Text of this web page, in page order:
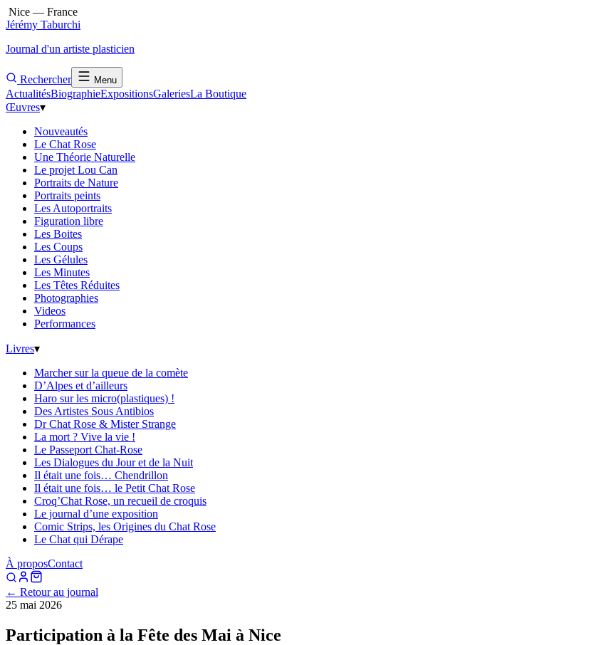
Nice — France
Jérémy Taburchi
Journal d'un artiste plasticien
Rechercher Menu
ActualitésBiographieExpositionsGaleriesLa Boutique
Œuvres▾
Nouveautés
Le Chat Rose
Une Théorie Naturelle
Le projet Lou Can
Portraits de Nature
Portraits peints
Les Autoportraits
Figuration libre
Les Boites
Les Coups
Les Gélules
Les Minutes
Les Têtes Réduites
Photographies
Videos
Performances
Livres▾
Marcher sur la queue de la comète
D’Alpes et d’ailleurs
Haro sur les micro(plastiques) !
Des Artistes Sous Antibios
Dr Chat Rose & Mister Strange
La mort ? Vive la vie !
Le Passeport Chat-Rose
Les Dialogues du Jour et de la Nuit
Il était une fois… Chendrillon
Il était une fois… le Petit Chat Rose
Croq’Chat Rose, un recueil de croquis
Le journal d’une exposition
Comic Strips, les Origines du Chat Rose
Le Chat qui Dérape
À proposContact
← Retour au journal
25 mai 2026
Participation à la Fête des Mai à Nice